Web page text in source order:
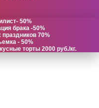
50%
брака -50%
праздников 70%
- 50%
торты 2000 руб./кг.